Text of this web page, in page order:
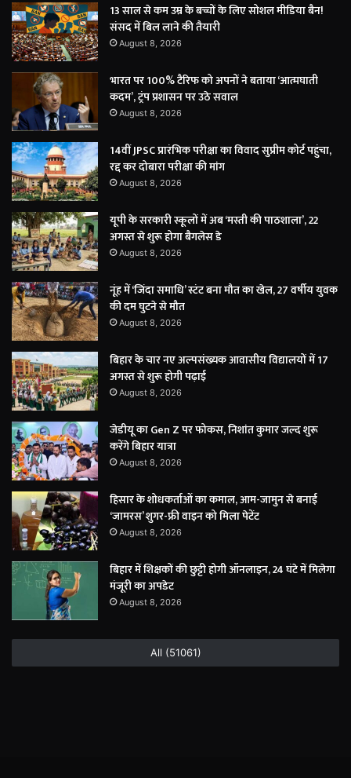
13 साल से कम उम्र के बच्चों के लिए सोशल मीडिया बैन!
संसद में बिल लाने की तैयारी
August 8, 2026
भारत पर 100% टैरिफ को अपनों ने बताया ‘आत्मघाती
कदम’, ट्रंप प्रशासन पर उठे सवाल
August 8, 2026
14वीं JPSC प्रारंभिक परीक्षा का विवाद सुप्रीम कोर्ट पहुंचा,
रद्द कर दोबारा परीक्षा की मांग
August 8, 2026
यूपी के सरकारी स्कूलों में अब ‘मस्ती की पाठशाला’, 22
अगस्त से शुरू होगा बैगलेस डे
August 8, 2026
नूंह में ‘जिंदा समाधि’ स्टंट बना मौत का खेल, 27 वर्षीय युवक
की दम घुटने से मौत
August 8, 2026
बिहार के चार नए अल्पसंख्यक आवासीय विद्यालयों में 17
अगस्त से शुरू होगी पढ़ाई
August 8, 2026
जेडीयू का Gen Z पर फोकस, निशांत कुमार जल्द शुरू
करेंगे बिहार यात्रा
August 8, 2026
हिसार के शोधकर्ताओं का कमाल, आम-जामुन से बनाई
‘जामरस’ शुगर-फ्री वाइन को मिला पेटेंट
August 8, 2026
बिहार में शिक्षकों की छुट्टी होगी ऑनलाइन, 24 घंटे में मिलेगा
मंजूरी का अपडेट
August 8, 2026
All (51061)